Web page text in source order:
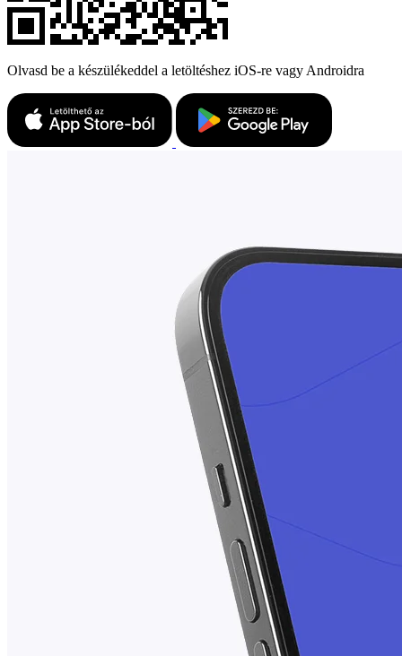
Olvasd be a készülékeddel a letöltéshez iOS-re vagy Androidra